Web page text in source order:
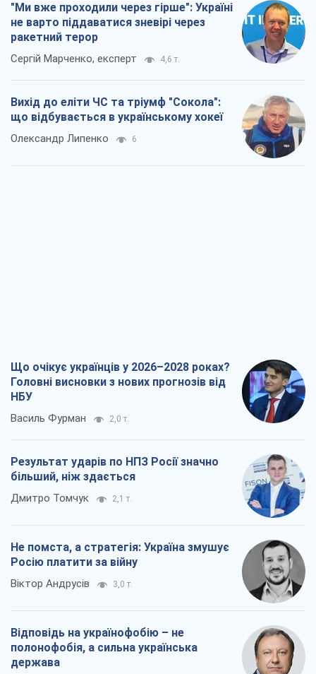
"Ми вже проходили через гірше": Україні
не варто піддаватися зневірі через
ракетний терор
Сергій Марченко, експерт 4,6 т.
Вихід до еліти ЧС та тріумф "Сокола":
що відбувається в українському хокеї
Олександр Липенко 6
Що очікує українців у 2026–2028 роках?
Головні висновки з нових прогнозів від
НБУ
Василь Фурман 2,0 т.
Результат ударів по НПЗ Росії значно
більший, ніж здається
Дмитро Томчук 2,1 т.
Не помста, а стратегія: Україна змушує
Росію платити за війну
Віктор Андрусів 3,0 т.
Відповідь на українофобію – не
полонофобія, а сильна українська
держава